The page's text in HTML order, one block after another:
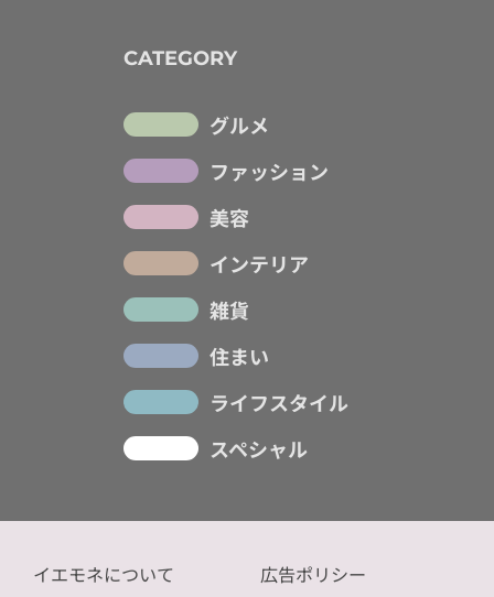
CATEGORY
グルメ
ファッション
美容
インテリア
雑貨
住まい
ライフスタイル
スペシャル
イエモネについて 広告ポリシー